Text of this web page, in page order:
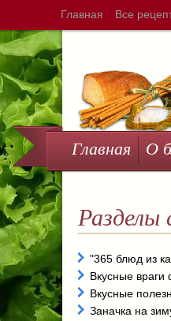
Главная Все
Главная О
Разделы
"365 блюд из
Вкусные враги
Вкусные
Заначка на